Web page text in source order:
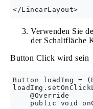
Verwenden Sie
der Schaltfläche
Button Click wird sein
Button loadImg =
    @Override
public void